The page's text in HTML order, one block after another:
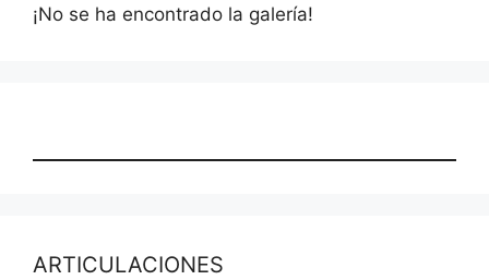
¡No se ha encontrado la galería!
ARTICULACIONES